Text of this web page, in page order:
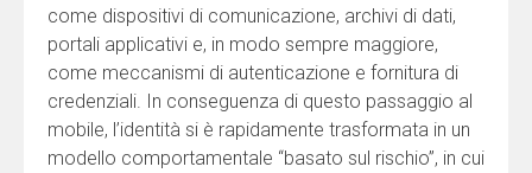
come dispositivi di comunicazione, archivi di dati,
portali applicativi e, in modo sempre maggiore,
come meccanismi di autenticazione e fornitura di
credenziali. In conseguenza di questo passaggio al
mobile, l’identità si è rapidamente trasformata in un
modello comportamentale “basato sul rischio”, in cui